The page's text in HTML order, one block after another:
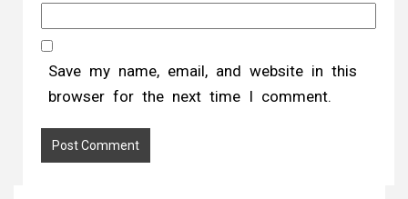
Save my name, email, and website in this
browser for the next time I comment.